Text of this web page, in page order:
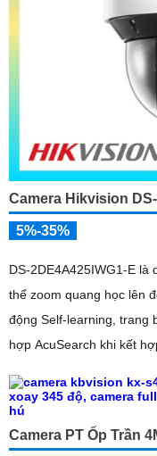
Camera Hikvision
5%-35%
DS-2DE4A425IWG1-E
thể zoom quang học lên
động Self-learning, trang
hợp AcuSearch khi kết
Camera PT Ốp Trần